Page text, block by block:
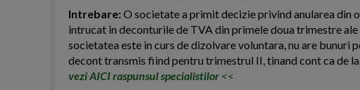
Intrebare:O societate a primit decizie privind anularea din
intrucat in deconturile de TVA din primele doua trimestre
societatea este in curs de dizolvare voluntara, nu are
decont transmis fiind pentru trimestrul II, tinand cont ca de
vezi AICI raspunsul specialistilor <<